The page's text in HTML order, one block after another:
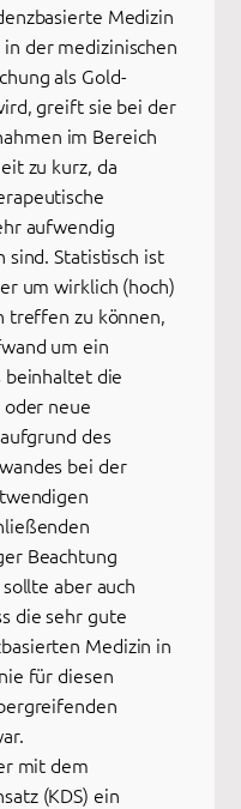
Medizin
der medizinischen
als Gold-
greift sie bei der
im Bereich
zu kurz, da
aufwendig
sind. Statistisch ist
um wirklich (hoch)
treffen zu können,
um ein
beinhaltet die
oder neue
des
bei der
Beachtung
aber auch
die sehr gute
Medizin in
für diesen
mit dem
(KDS) ein